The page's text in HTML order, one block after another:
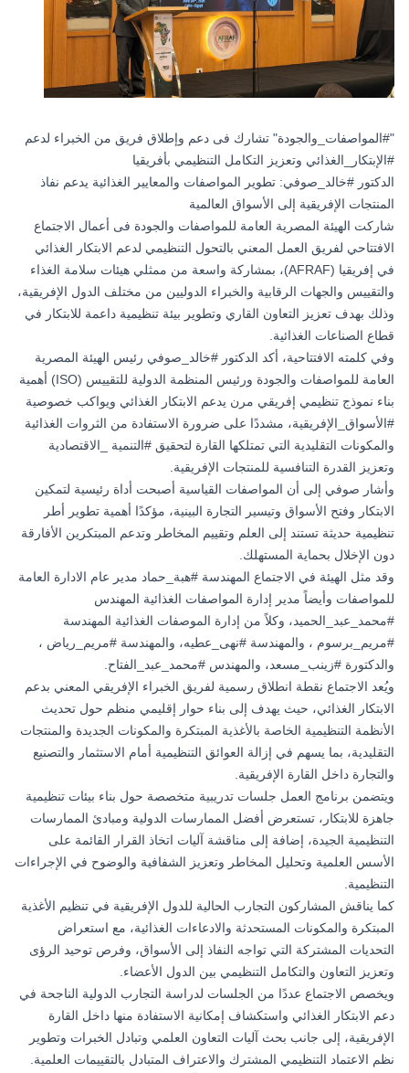
"#المواصفات_والجودة" تشارك فى دعم وإطلاق فريق من الخبراء لدعم
#الإبتكار_الغذائي وتعزيز التكامل التنظيمي بأفريقيا
الدكتور #خالد_صوفي: تطوير المواصفات والمعايير الغذائية يدعم نفاذ
المنتجات الإفريقية إلى الأسواق العالمية
شاركت الهيئة المصرية العامة للمواصفات والجودة فى أعمال الاجتماع
الافتتاحي لفريق العمل المعني بالتحول التنظيمي لدعم الابتكار الغذائي
في إفريقيا (AFRAF)، بمشاركة واسعة من ممثلي هيئات سلامة الغذاء
والتقييس والجهات الرقابية والخبراء الدوليين من مختلف الدول الإفريقية،
وذلك بهدف تعزيز التعاون القاري وتطوير بيئة تنظيمية داعمة للابتكار في
قطاع الصناعات الغذائية.
وفي كلمته الافتتاحية، أكد الدكتور #خالد_صوفي رئيس الهيئة المصرية
العامة للمواصفات والجودة ورئيس المنظمة الدولية للتقييس (ISO) أهمية
بناء نموذج تنظيمي إفريقي مرن يدعم الابتكار الغذائي ويواكب خصوصية
#الأسواق_الإفريقية، مشددًا على ضرورة الاستفادة من الثروات الغذائية
والمكونات التقليدية التي تمتلكها القارة لتحقيق #التنمية _الاقتصادية
وتعزيز القدرة التنافسية للمنتجات الإفريقية.
وأشار صوفي إلى أن المواصفات القياسية أصبحت أداة رئيسية لتمكين
الابتكار وفتح الأسواق وتيسير التجارة البينية، مؤكدًا أهمية تطوير أطر
تنظيمية حديثة تستند إلى العلم وتقييم المخاطر وتدعم المبتكرين الأفارقة
دون الإخلال بحماية المستهلك.
وقد مثل الهيئة في الاجتماع المهندسة #هبة_حماد مدير عام الادارة العامة
للمواصفات وأيضاً مدير إدارة المواصفات الغذائية المهندس
#محمد_عبد_الحميد، وكلاً من إدارة الموصفات الغذائية المهندسة
#مريم_برسوم ، والمهندسة #نهى_عطيه، والمهندسة #مريم_رياض ،
والدكتورة #زينب_مسعد، والمهندس #محمد_عبد_الفتاح
ويُعد الاجتماع نقطة انطلاق رسمية لفريق الخبراء الإفريقي المعني بدعم
الابتكار الغذائي، حيث يهدف إلى بناء حوار إقليمي منظم حول تحديث
الأنظمة التنظيمية الخاصة بالأغذية المبتكرة والمكونات الجديدة والمنتجات
التقليدية، بما يسهم في إزالة العوائق التنظيمية أمام الاستثمار والتصنيع
والتجارة داخل القارة الإفريقية.
ويتضمن برنامج العمل جلسات تدريبية متخصصة حول بناء بيئات تنظيمية
جاهزة للابتكار، تستعرض أفضل الممارسات الدولية ومبادئ الممارسات
التنظيمية الجيدة، إضافة إلى مناقشة آليات اتخاذ القرار القائمة على
الأسس العلمية وتحليل المخاطر وتعزيز الشفافية والوضوح في الإجراءات
التنظيمية.
كما يناقش المشاركون التجارب الحالية للدول الإفريقية في تنظيم الأغذية
المبتكرة والمكونات المستحدثة والادعاءات الغذائية، مع استعراض
التحديات المشتركة التي تواجه النفاذ إلى الأسواق، وفرص توحيد الرؤى
وتعزيز التعاون والتكامل التنظيمي بين الدول الأعضاء.
ويخصص الاجتماع عددًا من الجلسات لدراسة التجارب الدولية الناجحة في
دعم الابتكار الغذائي واستكشاف إمكانية الاستفادة منها داخل القارة
الإفريقية، إلى جانب بحث آليات التعاون العلمي وتبادل الخبرات وتطوير
نظم الاعتماد التنظيمي المشترك والاعتراف المتبادل بالتقييمات العلمية.